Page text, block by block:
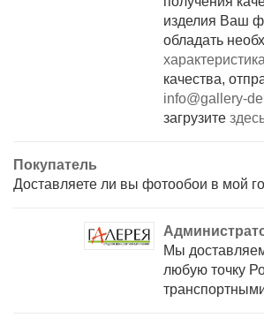
изделия Ваш
обладать
качества,
info@gallery-
загрузите
Покупатель
Доставляете ли вы фотообои в мой
Мы
любую точку